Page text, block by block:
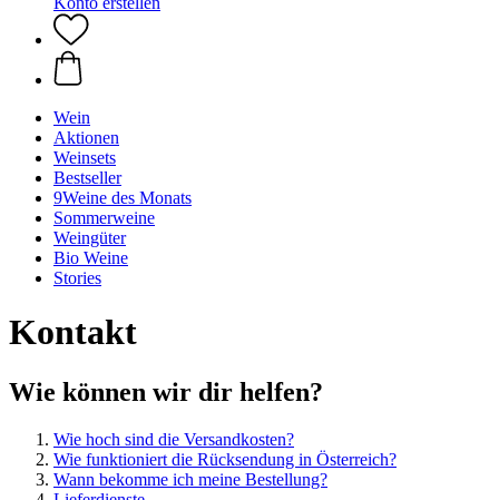
Wein
Aktionen
Weinsets
Bestseller
9Weine des Monats
Sommerweine
Weingüter
Bio Weine
Stories
Kontakt
Wie können wir dir helfen?
Wie hoch sind die Versandkosten?
Wie funktioniert die Rücksendung in Österreich?
Wann bekomme ich meine Bestellung?